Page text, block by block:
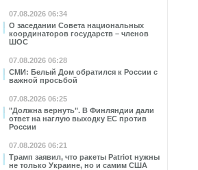
07.08.2026 06:34
О заседании Совета национальных
координаторов государств – членов
ШОС
07.08.2026 06:28
СМИ: Белый Дом обратился к России с
важной просьбой
07.08.2026 06:25
"Должна вернуть". В Финляндии дали
ответ на наглую выходку ЕС против
России
07.08.2026 06:21
Трамп заявил, что ракеты Patriot нужны
не только Украине, но и самим США